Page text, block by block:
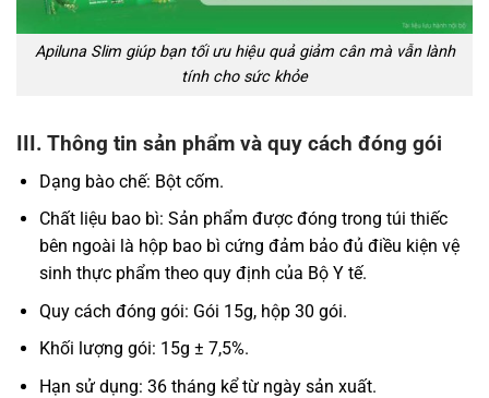
Apiluna Slim giúp bạn tối ưu hiệu quả giảm cân mà vẫn lành
tính cho sức khỏe
III. Thông tin sản phẩm và quy cách đóng gói
Dạng bào chế: Bột cốm.
Chất liệu bao bì: Sản phẩm được đóng trong túi thiếc
bên ngoài là hộp bao bì cứng đảm bảo đủ điều kiện vệ
sinh thực phẩm theo quy định của Bộ Y tế.
Quy cách đóng gói: Gói 15g, hộp 30 gói.
Khối lượng gói: 15g ± 7,5%.
Hạn sử dụng: 36 tháng kể từ ngày sản xuất.